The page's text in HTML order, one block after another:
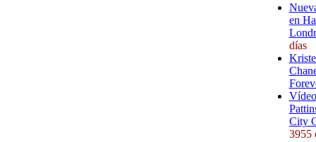
en
días
City
3955